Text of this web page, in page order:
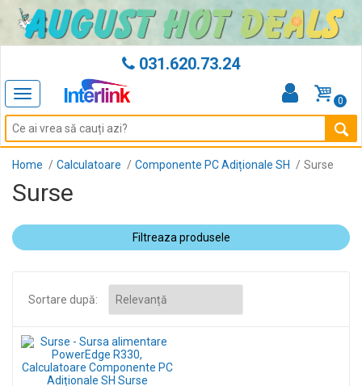
031.620.73.24
Toggle
navigation
0
Home Calculatoare Componente PC Adiționale SH Surse
Surse
Filtreaza produsele
Sortare după: